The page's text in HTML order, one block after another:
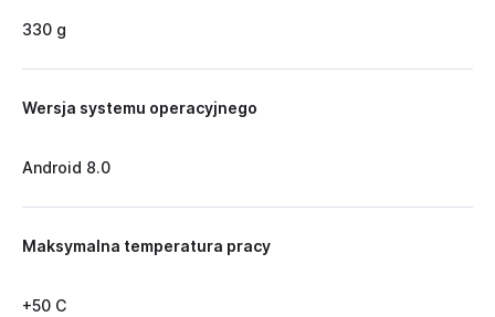
330 g
Wersja systemu operacyjnego
Android 8.0
Maksymalna temperatura pracy
+50 C